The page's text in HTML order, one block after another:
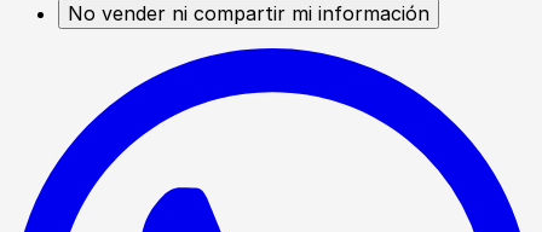
No vender ni compartir mi información